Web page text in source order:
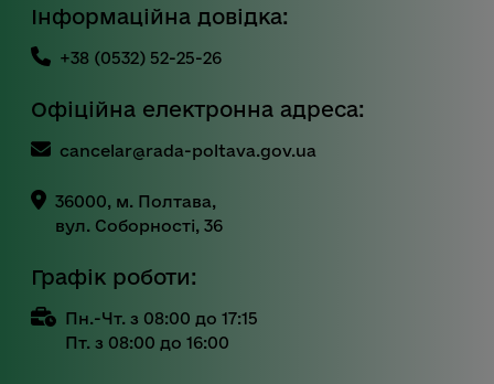
Інформаційна довідка:
+38 (0532) 52-25-26
Офіційна електронна адреса:
cancelar@rada-poltava.gov.ua
36000, м. Полтава,
вул. Соборності, 36
Графік роботи:
Пн.-Чт. з 08:00 до 17:15
Пт. з 08:00 до 16:00